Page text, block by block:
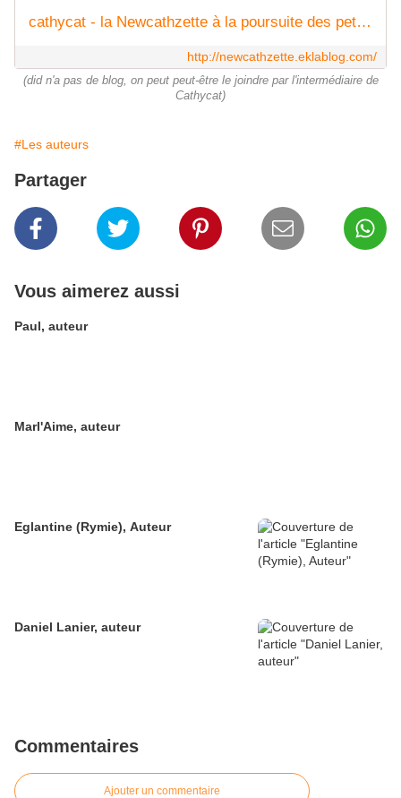
cathycat - la Newcathzette à la poursuite des petits bonheurs
http://newcathzette.eklablog.com/
(did n'a pas de blog, on peut peut-être le joindre par l'intermédiaire de
Cathycat)
#Les auteurs
Partager
Vous aimerez aussi
Paul, auteur
Marl'Aime, auteur
Eglantine (Rymie), Auteur
Daniel Lanier, auteur
Commentaires
Ajouter un commentaire